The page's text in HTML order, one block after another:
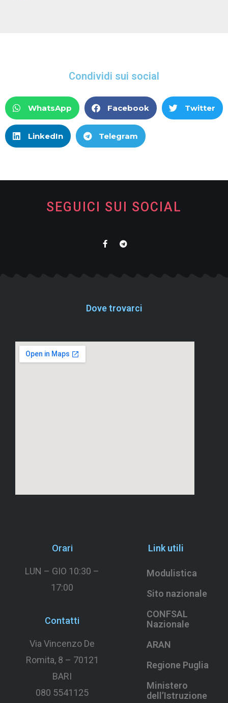
Condividi sui social
WhatsApp Facebook Twitter
LinkedIn Telegram
SEGUICI SUI SOCIAL
Dove trovarci
Orari
LUN – GIO 10:30 –
17:00
Contatti
Via Vincenzo De
Romita, 8 – 70121
BARI
080 5541125
Link utili
Modulistica
Sito nazionale
CONFSAL
Nazionale
ARAN
Regione Puglia
Ministero
dell’Istruzione